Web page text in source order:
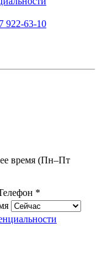
922-63-10
время (Пн–Пт
*